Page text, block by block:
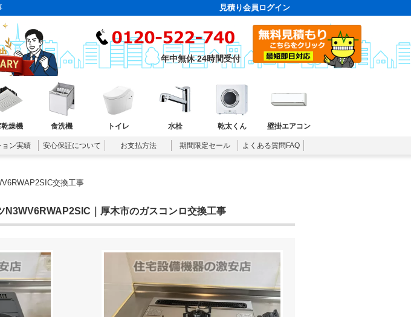
見積り会員ログイン
年中無休 24時間受付
燥機 食洗機 トイレ 水栓 乾太くん 壁掛エアコン
ョン実績 安心保証について お支払方法 期間限定セール よくある質問FAQ
交換工事
｜厚木市のガスコンロ交換工事